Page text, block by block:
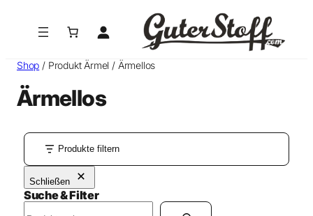
Shop / Produkt Ärmel / Ärmellos
Ärmellos
Produkte filtern
Schließen
Suche & Filter